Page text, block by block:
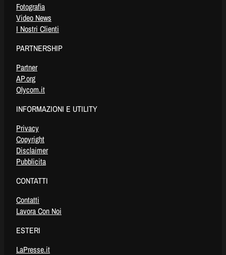
Fotografia
Video News
I Nostri Clienti
PARTNERSHIP
Partner
AP.org
Olycom.it
INFORMAZIONI E UTILITY
Privacy
Copyright
Disclaimer
Pubblicita
CONTATTI
Contatti
Lavora Con Noi
ESTERI
LaPresse.it